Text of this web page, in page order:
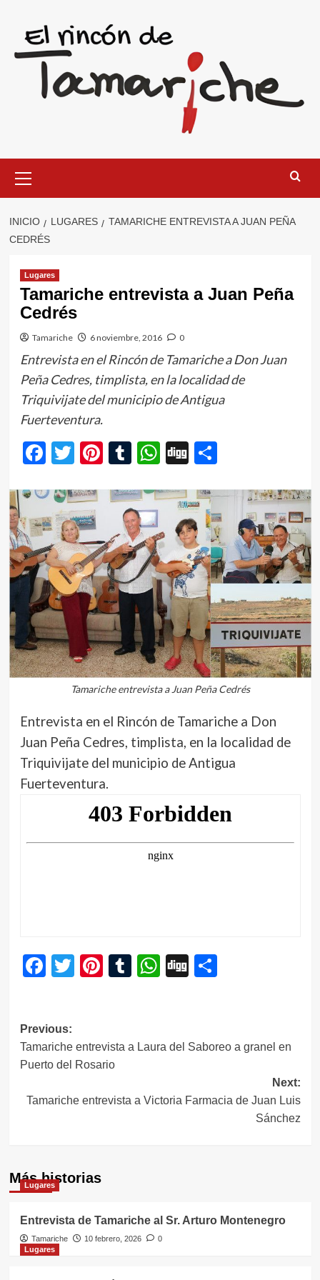
contenido
primario
INICIO LUGARES
TAMARICHE ENTREVISTA A JUAN PEÑA
CEDRÉS
Lugares
Tamariche entrevista a Juan Peña
Cedrés
Tamariche 6 noviembre, 2016 0
Entrevista en el Rincón de Tamariche a Don Juan
Peña Cedres, timplista, en la localidad de
Triquivijate del municipio de Antigua
Fuerteventura.
Facebook
Twitter
Pinterest
Tumblr
WhatsApp
Digg
Tamariche entrevista a Juan Peña Cedrés
Entrevista en el Rincón de Tamariche a Don
Juan Peña Cedres, timplista, en la localidad de
Triquivijate del municipio de Antigua
Fuerteventura.
Facebook
Twitter
Pinterest
Tumblr
WhatsApp
DiggCompartir
Navegación
de
Previous:
Tamariche entrevista a Laura del Saboreo a granel en
Puerto del Rosario
Next:
Tamariche entrevista a Victoria Farmacia de Juan Luis
Sánchez
Más historias
Lugares
Entrevista de Tamariche al Sr. Arturo Montenegro
Tamariche 10 febrero, 2026
0
Lugares